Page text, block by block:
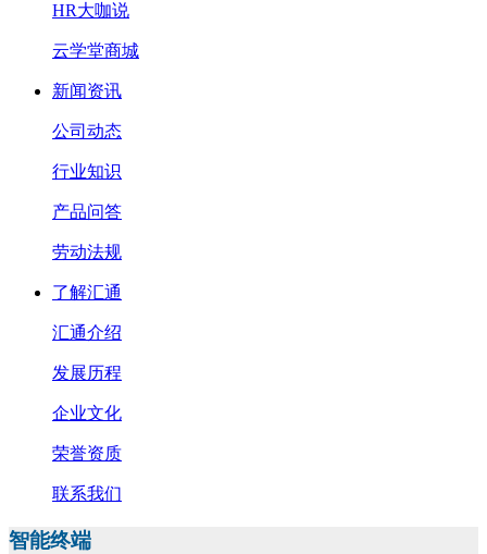
HR大咖说
云学堂商城
新闻资讯
公司动态
行业知识
产品问答
劳动法规
了解汇通
汇通介绍
发展历程
企业文化
荣誉资质
联系我们
智能终端